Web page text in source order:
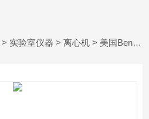
> 实验室仪器 >离心机 > 美国Benchmark Z600-S3-TC-E 过滤离心机